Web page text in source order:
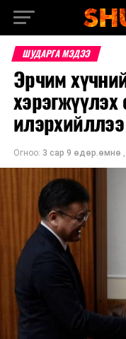
ШУДАРГА МЭДЭЭ
Эрчим
илэрхийллээ
Огноо: 3 сар 9 өдөр.өмнө ,